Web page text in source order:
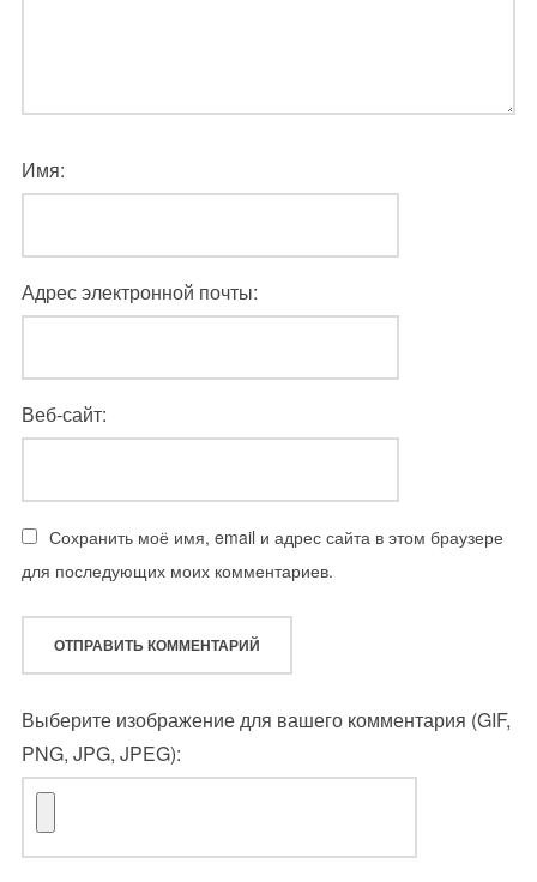
Имя:
Адрес электронной почты:
Веб-сайт:
Сохранить моё имя, email и адрес сайта в этом браузере
для последующих моих комментариев.
Выберите изображение для вашего комментария (GIF,
PNG, JPG, JPEG):